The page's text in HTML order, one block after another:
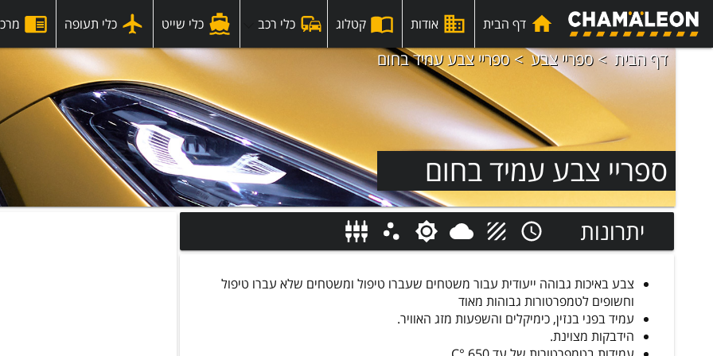
דף הבית אודות קטלוג כלי רכב כלי שייט כלי תעופה
דף הבית ספריי צבע ספריי צבע עמיד בחום
ספריי צבע עמיד בחום
יתרונות
צבע באיכות גבוהה ייעודית עבור משטחים שעברו טיפול ומשטחים שלא עברו טיפול
וחשופים לטמפרטורות גבוהות מאוד
עמיד בפני בנזין, כימיקלים והשפעות מזג האוויר.
הידבקות מצוינת.